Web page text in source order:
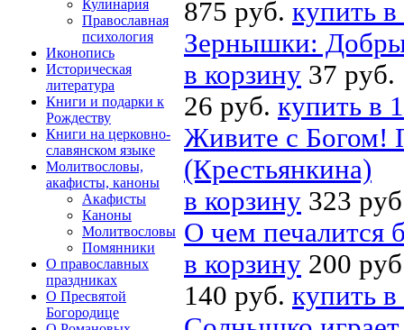
Кулинария
Православная
психология
Иконопись
Историческая
литература
Книги и подарки к
Рождеству
Книги на церковно-
славянском языке
Молитвословы,
акафисты, каноны
Акафисты
Каноны
Молитвословы
Помянники
О православных
праздниках
О Пресвятой
Богородице
875 руб. купить
Зернышки:
в корзину 37 руб.
26 руб. купить в
Живите с Богом!
(Крестьянкина)
в корзину 323
О чем печалится
в корзину 200
140 руб. купить